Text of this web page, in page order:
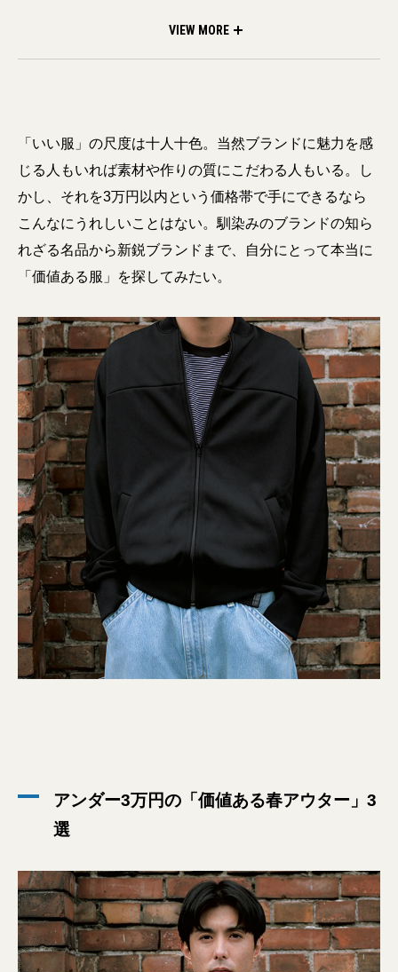
VIEW MORE
「いい服」の尺度は十人十色。当然ブランドに魅力を感
じる人もいれば素材や作りの質にこだわる人もいる。し
かし、それを3万円以内という価格帯で手にできるなら
こんなにうれしいことはない。馴染みのブランドの知ら
れざる名品から新鋭ブランドまで、自分にとって本当に
「価値ある服」を探してみたい。
アンダー3万円の「価値ある春アウター」3
選